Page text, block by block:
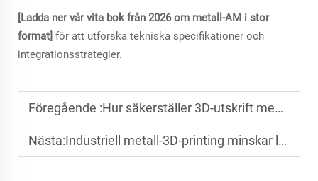
[Ladda ner vår vita bok från 2026 om metall-AM i stor
format] för att utforska tekniska specifikationer och
integrationsstrategier.
Föregående :Hur säkerställer 3D-utskrift med metallpulver enhetlig lagerbundning?
Nästa:Industriell metall-3D-printing minskar ledtider för delar till tunga maskiner